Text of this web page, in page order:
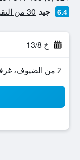
6.4 جيد 30 من التقييمات تم التحقق منها
خ 13/8
2 من الضيوف، غرفة واحدة